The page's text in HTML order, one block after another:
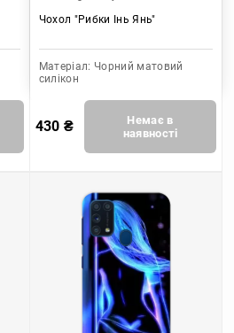
Чохол "Рибки Інь Янь"
Матеріал: Чорний матовий
силікон
430 ₴
Немає в
наявності